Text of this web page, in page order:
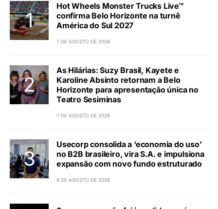
Hot Wheels Monster Trucks Live™
confirma Belo Horizonte na turnê
América do Sul 2027
7 DE AGOSTO DE 2026
As Hilárias: Suzy Brasil, Kayete e
Karoline Absinto retornam a Belo
Horizonte para apresentação única no
Teatro Sesiminas
7 DE AGOSTO DE 2026
Usecorp consolida a ‘economia do uso’
no B2B brasileiro, vira S.A. e impulsiona
expansão com novo fundo estruturado
6 DE AGOSTO DE 2026